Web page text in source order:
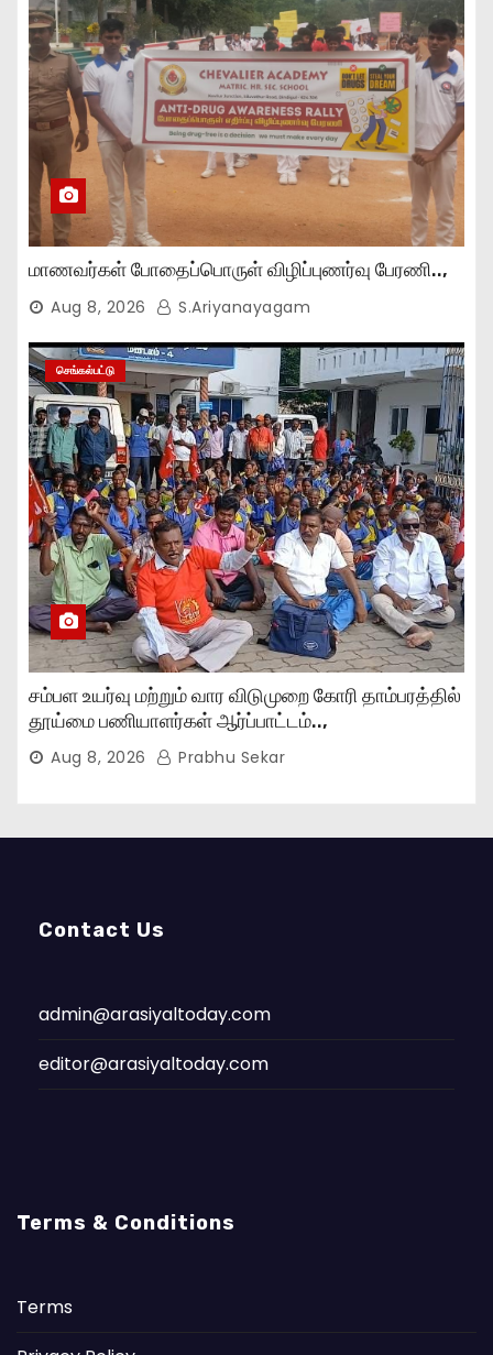
மாணவர்கள் போதைப்பொருள் விழிப்புணர்வு பேரணி..,
Aug 8, 2026 S.Ariyanayagam
செங்கல்பட்டு
சம்பள உயர்வு மற்றும் வார விடுமுறை கோரி தாம்பரத்தில்
தூய்மை பணியாளர்கள் ஆர்ப்பாட்டம்..,
Aug 8, 2026 Prabhu Sekar
Contact Us
admin@arasiyaltoday.com
editor@arasiyaltoday.com
Terms & Conditions
Terms